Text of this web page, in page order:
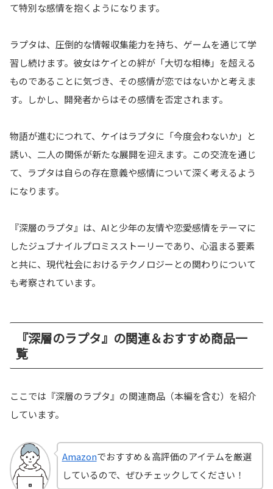
て特別な感情を抱くようになります。
ラプタは、圧倒的な情報収集能力を持ち、ゲームを通じて学
習し続けます。彼女はケイとの絆が「大切な相棒」を超える
ものであることに気づき、その感情が恋ではないかと考えま
す。しかし、開発者からはその感情を否定されます。
物語が進むにつれて、ケイはラプタに「今度会わないか」と
誘い、二人の関係が新たな展開を迎えます。この交流を通じ
て、ラプタは自らの存在意義や感情について深く考えるよう
になります。
『深層のラプタ』は、AIと少年の友情や恋愛感情をテーマに
したジュブナイルプロミスストーリーであり、心温まる要素
と共に、現代社会におけるテクノロジーとの関わりについて
も考察されています。
『深層のラプタ』の関連＆おすすめ商品一
覧
ここでは『深層のラプタ』の関連商品（本編を含む）を紹介
しています。
Amazonでおすすめ＆高評価のアイテムを厳選
しているので、ぜひチェックしてください！